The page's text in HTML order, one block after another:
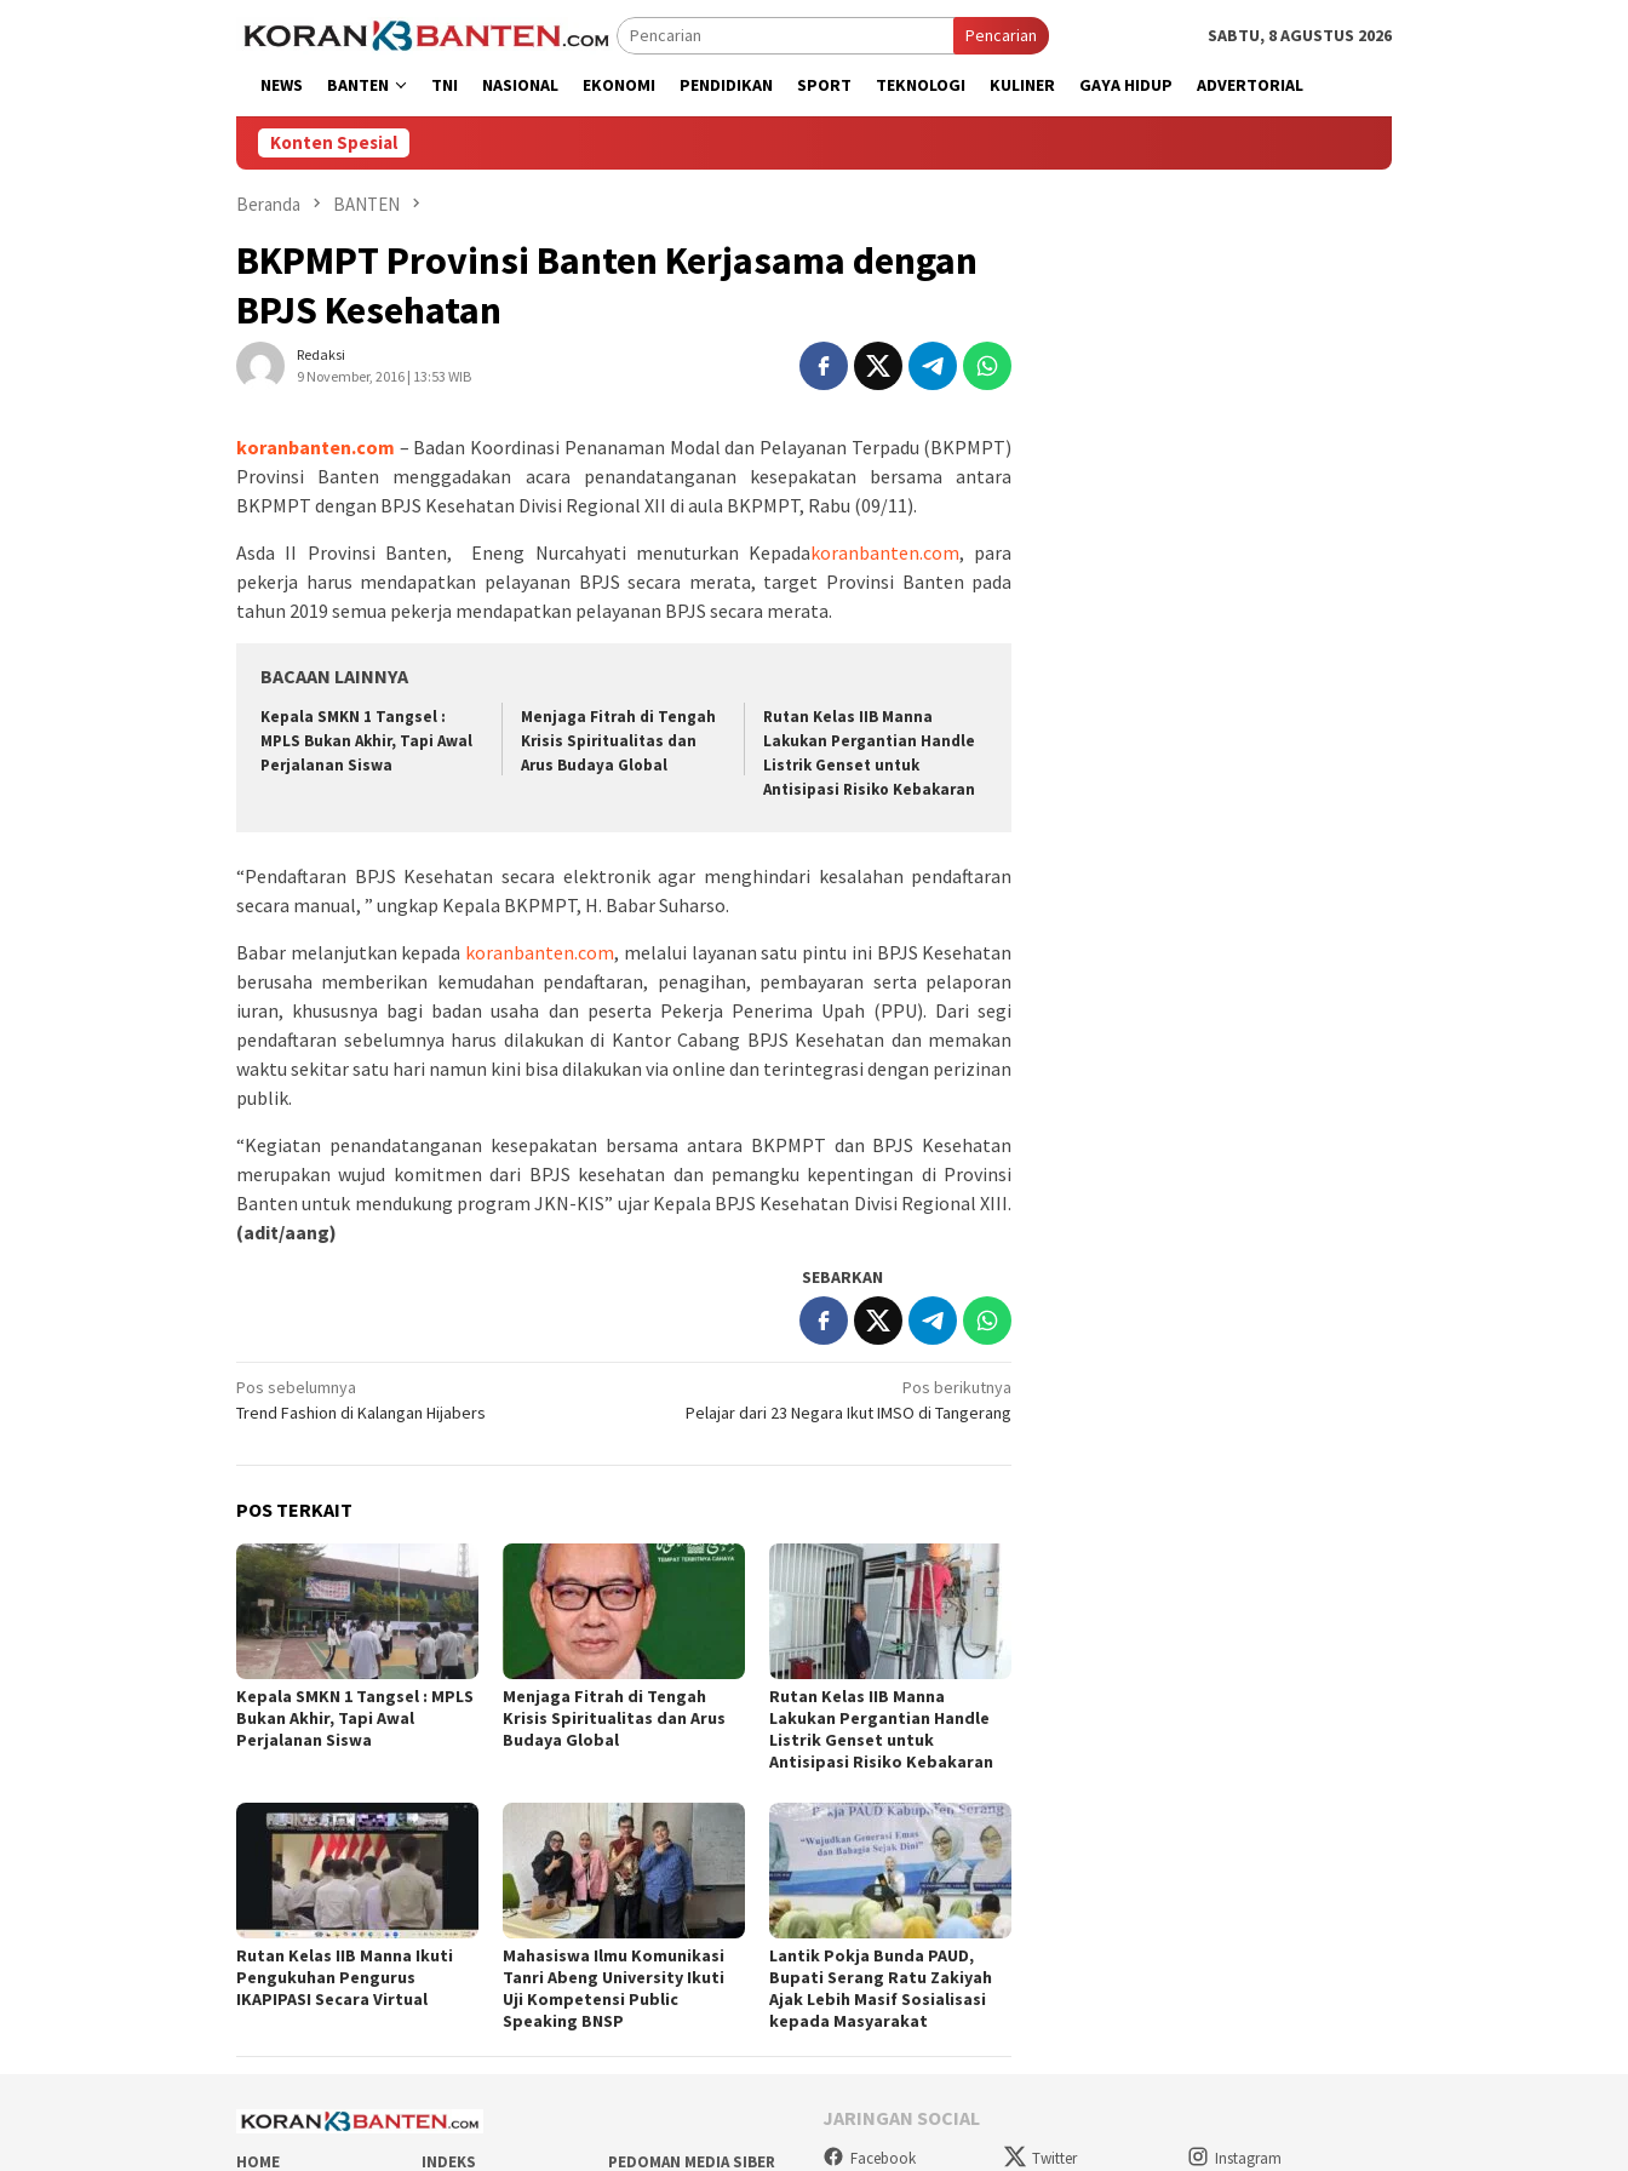
Pencarian SABTU, 8 AGUSTUS 2026
NEWS BANTEN TNI NASIONAL EKONOMI PENDIDIKAN SPORT TEKNOLOGI KULINER GAYA HIDUP ADVERTORIAL
Konten Spesial
Beranda BANTEN
BKPMPT Provinsi Banten Kerjasama dengan
BPJS Kesehatan
Redaksi
9 November, 2016 | 13:53 WIB
koranbanten.com – Badan Koordinasi Penanaman Modal dan Pelayanan Terpadu (BKPMPT)
Provinsi Banten menggadakan acara penandatanganan kesepakatan bersama antara
BKPMPT dengan BPJS Kesehatan Divisi Regional XII di aula BKPMPT, Rabu (09/11).
Asda II Provinsi Banten, Eneng Nurcahyati menuturkan Kepadakoranbanten.com, para
pekerja harus mendapatkan pelayanan BPJS secara merata, target Provinsi Banten pada
tahun 2019 semua pekerja mendapatkan pelayanan BPJS secara merata.
BACAAN LAINNYA
Kepala SMKN 1 Tangsel :
MPLS Bukan Akhir, Tapi Awal
Perjalanan Siswa
Menjaga Fitrah di Tengah
Krisis Spiritualitas dan
Arus Budaya Global
Rutan Kelas IIB Manna
Lakukan Pergantian Handle
Listrik Genset untuk
Antisipasi Risiko Kebakaran
“Pendaftaran BPJS Kesehatan secara elektronik agar menghindari kesalahan pendaftaran
secara manual, ” ungkap Kepala BKPMPT, H. Babar Suharso.
Babar melanjutkan kepada koranbanten.com, melalui layanan satu pintu ini BPJS Kesehatan
berusaha memberikan kemudahan pendaftaran, penagihan, pembayaran serta pelaporan
iuran, khususnya bagi badan usaha dan peserta Pekerja Penerima Upah (PPU). Dari segi
pendaftaran sebelumnya harus dilakukan di Kantor Cabang BPJS Kesehatan dan memakan
waktu sekitar satu hari namun kini bisa dilakukan via online dan terintegrasi dengan perizinan
publik.
“Kegiatan penandatanganan kesepakatan bersama antara BKPMPT dan BPJS Kesehatan
merupakan wujud komitmen dari BPJS kesehatan dan pemangku kepentingan di Provinsi
Banten untuk mendukung program JKN-KIS” ujar Kepala BPJS Kesehatan Divisi Regional XIII.
(adit/aang)
SEBARKAN
Navigasi
pos
Pos sebelumnya
Trend Fashion di Kalangan Hijabers
Pos berikutnya
Pelajar dari 23 Negara Ikut IMSO di Tangerang
POS TERKAIT
Kepala SMKN 1 Tangsel : MPLS
Bukan Akhir, Tapi Awal
Perjalanan Siswa
Menjaga Fitrah di Tengah
Krisis Spiritualitas dan Arus
Budaya Global
Rutan Kelas IIB Manna
Lakukan Pergantian Handle
Listrik Genset untuk
Antisipasi Risiko Kebakaran
Rutan Kelas IIB Manna Ikuti
Pengukuhan Pengurus
IKAPIPASI Secara Virtual
Mahasiswa Ilmu Komunikasi
Tanri Abeng University Ikuti
Uji Kompetensi Public
Speaking BNSP
Lantik Pokja Bunda PAUD,
Bupati Serang Ratu Zakiyah
Ajak Lebih Masif Sosialisasi
kepada Masyarakat
HOME INDEKS PEDOMAN MEDIA SIBER
JARINGAN SOCIAL
Facebook Twitter Instagram